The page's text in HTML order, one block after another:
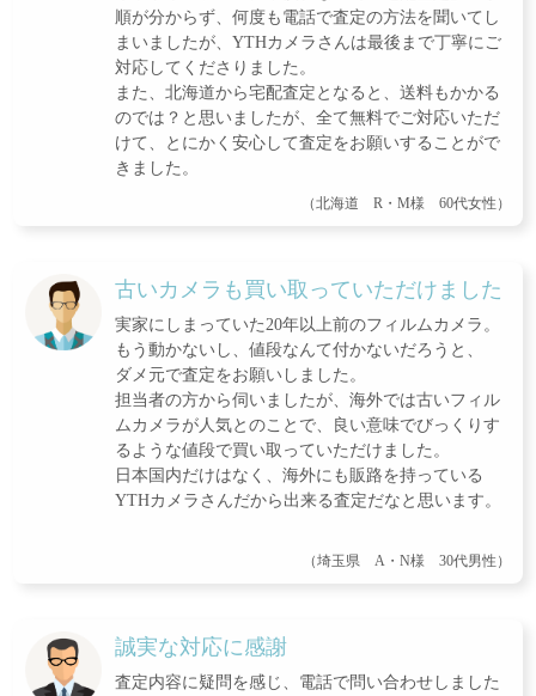
順が分からず、何度も電話で査定の方法を聞いてし
まいましたが、YTHカメラさんは最後まで丁寧にご
対応してくださりました。
また、北海道から宅配査定となると、送料もかかる
のでは？と思いましたが、全て無料でご対応いただ
けて、とにかく安心して査定をお願いすることがで
きました。
（北海道 R・M様 60代女性）
古いカメラも買い取っていただけました
実家にしまっていた20年以上前のフィルムカメラ。
もう動かないし、値段なんて付かないだろうと、
ダメ元で査定をお願いしました。
担当者の方から伺いましたが、海外では古いフィル
ムカメラが人気とのことで、良い意味でびっくりす
るような値段で買い取っていただけました。
日本国内だけはなく、海外にも販路を持っている
YTHカメラさんだから出来る査定だなと思います。
（埼玉県 A・N様 30代男性）
誠実な対応に感謝
査定内容に疑問を感じ、電話で問い合わせしました